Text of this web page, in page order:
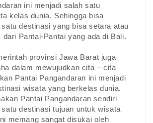
ini menjadi salah satu
kelas dunia. Sehingga bisa
destinasi yang bisa setara atau
dari Pantai-Pantai yang ada di Bali.
provinsi Jawa Barat juga
dalam mewujudkan cita – cita
Pantai Pangandaran ini menjadi
wisata yang berkelas dunia.
Pantai Pangandaran sendiri
destinasi tujuan untuk wisata
memang sangat disukai oleh